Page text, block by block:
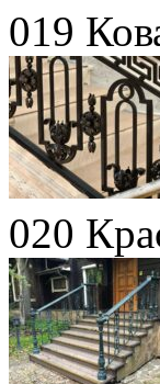
019
020